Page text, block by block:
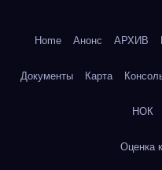
Home Анонс АРХИВ
Документы Карта
НОК
Оценка